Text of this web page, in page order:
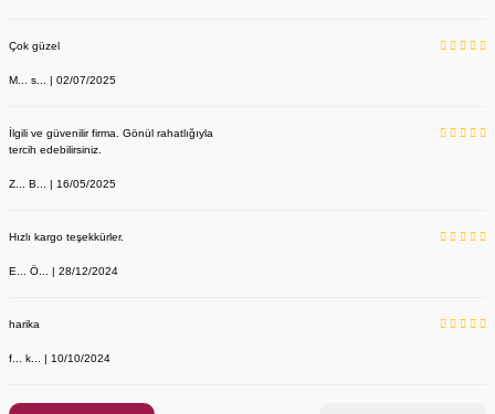
YENİ ÜRÜN
Labor Medikal Tekstil
199,00 TL
Çok güzel
M... s... | 02/07/2025
İlgili ve güvenilir firma. Gönül rahatlığıyla
tercih edebilirsiniz.
Z... B... | 16/05/2025
Hızlı kargo teşekkürler.
E... Ö... | 28/12/2024
harika
f... k... | 10/10/2024